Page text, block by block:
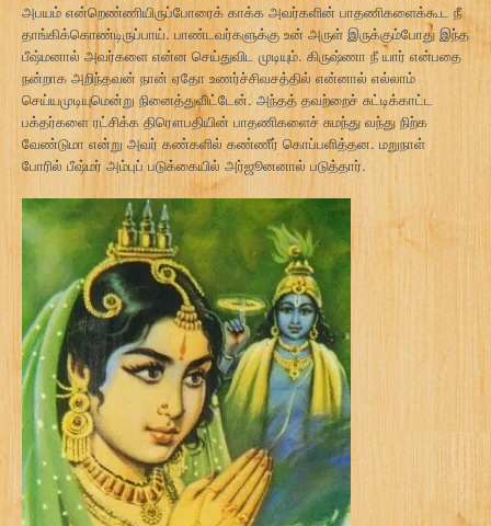
அபயம் என்றெண்ணியிருப்போரைக் காக்க அவர்களின் பாதணிகளைக்கூட நீ
தாங்கிக்கொண்டிருப்பாய். பாண்டவர்களுக்கு உன் அருள் இருக்கும்போது இந்த
பீஷ்மனால் அவர்களை என்ன செய்துவிட முடியும். கிருஷ்ணா நீ யார் என்பதை
நன்றாக அறிந்தவன் நான் ஏதோ உணர்ச்சிவசத்தில் என்னால் எல்லாம்
செய்யமுடியுமென்று நினைத்துவிட்டேன். அந்தத் தவற்றைச் சுட்டிக்காட்ட
பக்தர்களை ரட்சிக்க திரௌபதியின் பாதணிகளைச் சுமந்து வந்து நிற்க
வேண்டுமா என்று அவர் கண்களில் கண்ணீர் கொப்பளித்தன. மறுநாள்
போரில் பீஷ்மர் அம்புப் படுக்கையில் அர்ஜூனனால் படுத்தார்.